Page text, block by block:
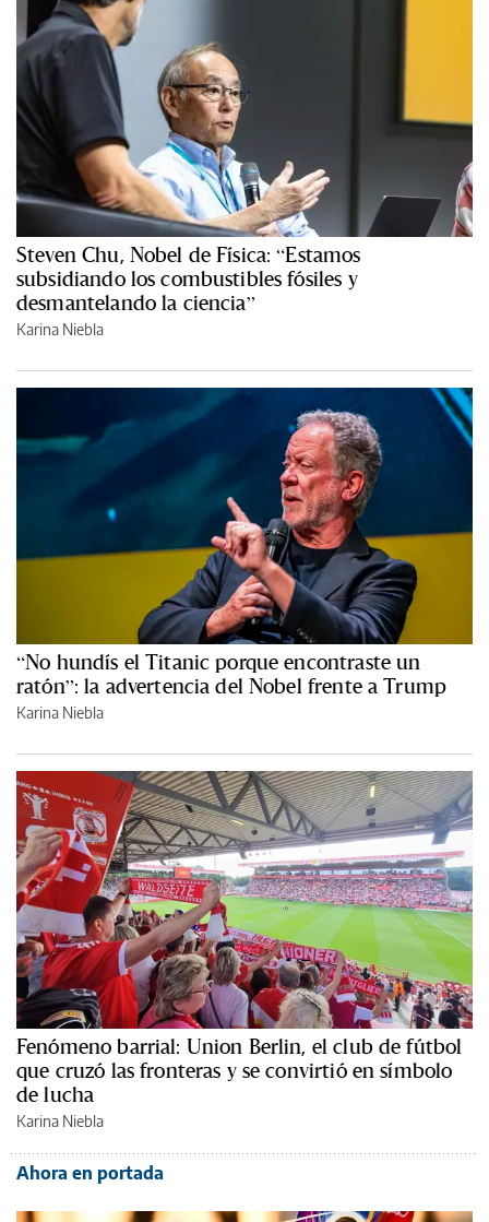
Steven Chu, Nobel de Física: “Estamos
subsidiando los combustibles fósiles y
desmantelando la ciencia”
Karina Niebla
“No hundís el Titanic porque encontraste un
ratón”: la advertencia del Nobel frente a Trump
Karina Niebla
Fenómeno barrial: Union Berlin, el club de fútbol
que cruzó las fronteras y se convirtió en símbolo
de lucha
Karina Niebla
Ahora en portada